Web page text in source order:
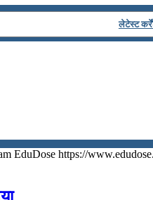
लेटेस्ट
EduDose https://